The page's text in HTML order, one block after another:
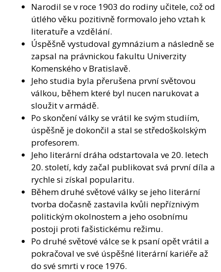
Narodil se v roce 1903 do rodiny učitele, což od
útlého věku pozitivně formovalo jeho vztah k
literatuře a vzdělání.
Úspěšně vystudoval gymnázium a následně se
zapsal na právnickou fakultu Univerzity
Komenského v Bratislavě.
Jeho studia byla přerušena první světovou
válkou, během které byl nucen narukovat a
sloužit v armádě.
Po skončení války se vrátil ke svým studiím,
úspěšně je dokončil a stal se středoškolským
profesorem.
Jeho literární dráha odstartovala ve 20. letech
20. století, kdy začal publikovat svá první díla a
rychle si získal popularitu.
Během druhé světové války se jeho literární
tvorba dočasně zastavila kvůli nepříznivým
politickým okolnostem a jeho osobnímu
postoji proti fašistickému režimu.
Po druhé světové válce se k psaní opět vrátil a
pokračoval ve své úspěšné literární kariéře až
do své smrti v roce 1976.